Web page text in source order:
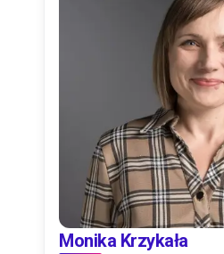
Monika Krzykała